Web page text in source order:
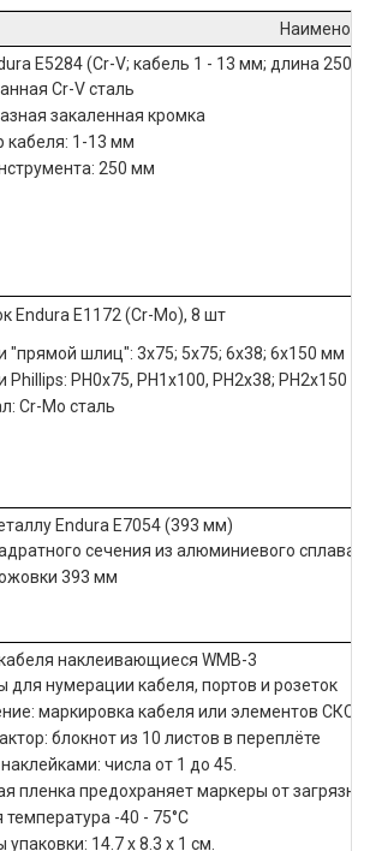
E5284 (Cr-V; кабель 1 - 13 мм; длина 250
Cr-V сталь
закаленная кромка
кабеля: 1-13 мм
250 мм
Endura E1172 (Cr-Mo), 8 шт
"прямой шлиц": 3x75; 5x75; 6x38; 6x150 мм
Phillips: PH0x75, PH1x100, PH2x38; PH2x150
Cr-Mo сталь
Endura E7054 (393 мм)
сечения из алюминиевого сплава
393 мм
наклеивающиеся WMB-3
для нумерации кабеля, портов и розеток
маркировка кабеля или элементов СКС
блокнот из 10 листов в переплёте
числа от 1 до 45.
пленка предохраняет маркеры от
температура -40 - 75°C
упаковки: 14.7 x 8.3 x 1 см.